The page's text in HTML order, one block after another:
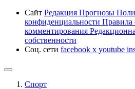
Сайт Редакция Прогнозы
конфиденциальности Правила
комментирования
собственности
Соц. сети facebook x youtube
Спорт